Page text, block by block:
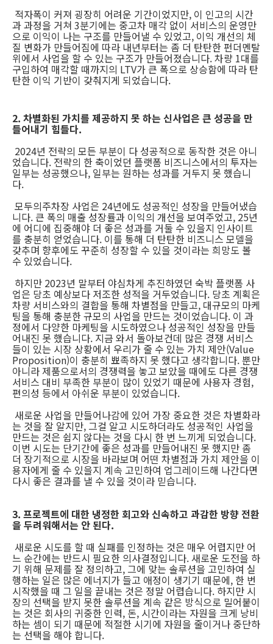
적자폭이 커져 굉장히 어려운 기간이었지만, 이 인고의 시간
과 과정을 거쳐 3분기에는 중고차 매각 없이 서비스의 운영만
으로 이익이 나는 구조를 만들어낼 수 있었고, 이익 개선의 체
질 변화가 만들어짐에 따라 내년부터는 좀 더 탄탄한 펀더멘탈
위에서 사업을 할 수 있는 구조가 만들어졌습니다. 차량 1대를
구입하여 매각할 때까지의 LTV가 큰 폭으로 상승함에 따라 탄
탄한 이익 기반이 갖춰지게 되었습니다.
2. 차별화된 가치를 제공하지 못 하는 신사업은 큰 성공을 만
들어내기 힘들다.
2024년 전략의 모든 부분이 다 성공적으로 동작한 것은 아니
었습니다. 전략의 한 축이었던 플랫폼 비즈니스에서의 투자는
일부는 성공했으나, 일부는 원하는 성과를 거두지 못 했습니
다.
모두의주차장 사업은 24년에도 성공적인 성장을 만들어냈습
니다. 큰 폭의 매출 성장률과 이익의 개선을 보여주었고, 25년
에 어디에 집중해야 더 좋은 성과를 거둘 수 있을지 인사이트
를 충분히 얻었습니다. 이를 통해 더 탄탄한 비즈니스 모델을
갖추며 향후에도 꾸준히 성장할 수 있을 것이라는 희망도 볼
수 있었습니다.
하지만 2023년 말부터 야심차게 추진하였던 숙박 플랫폼 사
업은 당초 예상보다 저조한 성적을 거두었습니다. 당초 계획은
차량 서비스와의 결합을 통해 차별점을 만들고, 대규모의 마케
팅을 통해 충분한 규모의 사업을 만드는 것이었습니다. 이 과
정에서 다양한 마케팅을 시도하였으나 성공적인 성장을 만들
어내진 못 했습니다. 지금 와서 돌아보건데 많은 경쟁 서비스
들이 있는 시장 상황에서 우리가 줄 수 있는 가치 제안(Value
Proposition)이 충분히 뾰족하지 못 했다고 생각합니다. 뿐만
아니라 제품으로서의 경쟁력을 놓고 보았을 때에도 다른 경쟁
서비스 대비 부족한 부분이 많이 있었기 때문에 사용자 경험,
편의성 등에서 아쉬운 부분이 있었습니다.
새로운 사업을 만들어나감에 있어 가장 중요한 것은 차별화라
는 것을 잘 알지만, 그걸 알고 시도하더라도 성공적인 사업을
만드는 것은 쉽지 않다는 것을 다시 한 번 느끼게 되었습니다.
이번 시도는 단기간에 좋은 성과를 만들어내진 못 했지만 좀
더 장기적으로 시장을 바라보며 어떤 차별점과 가치 제안을 이
용자에게 줄 수 있을지 계속 고민하여 업그레이드해 나간다면
다시 좋은 결과를 낼 수 있을 것이라 믿습니다.
3. 프로젝트에 대한 냉정한 회고와 신속하고 과감한 방향 전환
을 두려워해서는 안 된다.
새로운 시도를 할 때 실패를 인정하는 것은 매우 어렵지만 어
느 순간에는 반드시 필요한 의사결정입니다. 새로운 도전을 하
기 위해 문제를 잘 정의하고, 그에 맞는 솔루션을 고민하여 실
행하는 일은 많은 에너지가 들고 애정이 생기기 때문에, 한 번
시작했을 때 그 일을 끝내는 것은 정말 어렵습니다. 하지만 시
장의 선택을 받지 못한 솔루션을 계속 같은 방식으로 밀어붙이
는 것은 회사의 귀중한 인력, 돈, 시간이라는 자원을 크게 낭비
하는 셈이 되기 때문에 적절한 시기에 자원을 줄이거나 중단하
는 선택을 해야 합니다.